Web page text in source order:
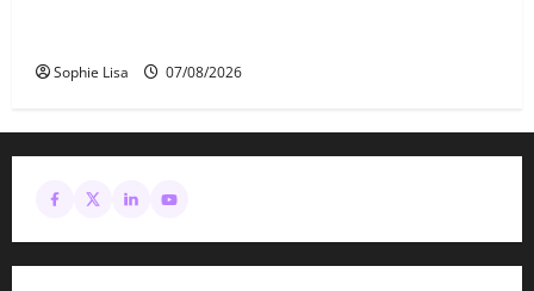
Sophie Lisa 07/08/2026